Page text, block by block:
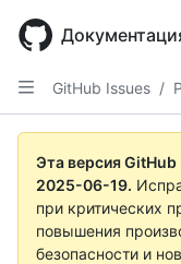
main
content GitHub Issues /
Эта версия
2025-06-19.
при критических
повышения
безопасности и